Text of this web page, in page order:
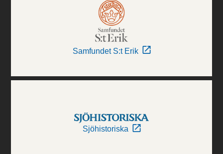
Samfundet S:t Erik
Sjöhistoriska